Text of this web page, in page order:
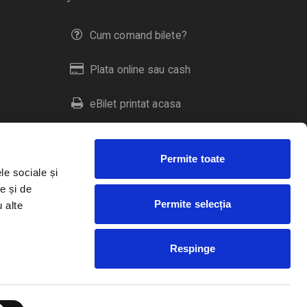
sociale și
și de
alte
Permite toate
Permite selecția
Respinge
Cum comand bilete?
Plata online sau cash
eBilet printat acasa
Livrare prin curier
Duplicare bilete